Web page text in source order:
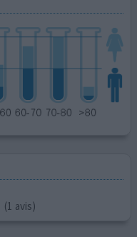
(1 avis)